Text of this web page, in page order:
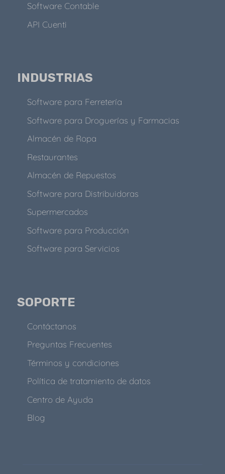
Software Contable
API Cuenti
INDUSTRIAS
Software para Ferretería
Software para Droguerías y Farmacias
Almacén de Ropa
Restaurantes
Almacén de Repuestos
Software para Distribuidoras
Supermercados
Software para Producción
Software para Servicios
SOPORTE
Contáctanos
Preguntas Frecuentes
Términos y condiciones
Política de tratamiento de datos
Centro de Ayuda
Blog